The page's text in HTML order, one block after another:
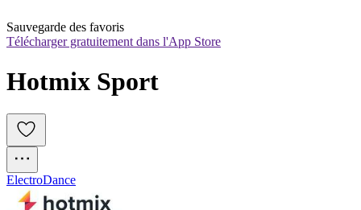
Sauvegarde des favoris
Télécharger gratuitement dans l'App Store
Hotmix Sport
ElectroDance